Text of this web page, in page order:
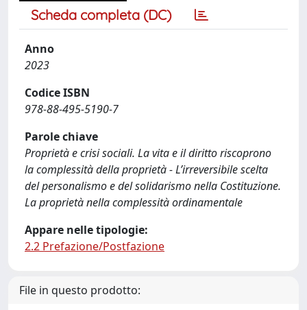
Scheda completa (DC)
Anno
2023
Codice ISBN
978-88-495-5190-7
Parole chiave
Proprietà e crisi sociali. La vita e il diritto riscoprono
la complessità della proprietà - L’irreversibile scelta
del personalismo e del solidarismo nella Costituzione.
La proprietà nella complessità ordinamentale
Appare nelle tipologie:
2.2 Prefazione/Postfazione
File in questo prodotto: